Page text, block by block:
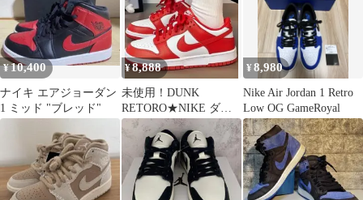
¥10,400
ナイキ エアジョーダン
1 ミッド "ブレッド"
¥8,888
未使用！DUNK
RETORO★NIKE ダン
ク★26.5㌢
¥8,980
Nike Air Jordan 1 Retro
Low OG GameRoyal